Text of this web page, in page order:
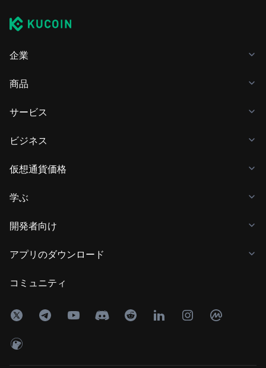
企業
商品
サービス
ビジネス
仮想通貨価格
学ぶ
開発者向け
アプリのダウンロード
コミュニティ